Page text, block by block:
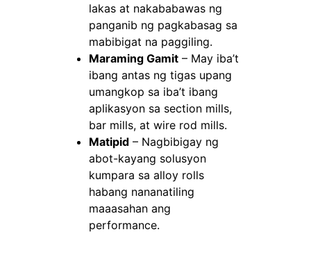
lakas at nakababawas ng
panganib ng pagkabasag sa
mabibigat na paggiling.
Maraming Gamit– May iba’t
ibang antas ng tigas upang
umangkop sa iba’t ibang
aplikasyon sa section mills,
bar mills, at wire rod mills.
Matipid– Nagbibigay ng
abot-kayang solusyon
kumpara sa alloy rolls
habang nananatiling
maaasahan ang
performance.